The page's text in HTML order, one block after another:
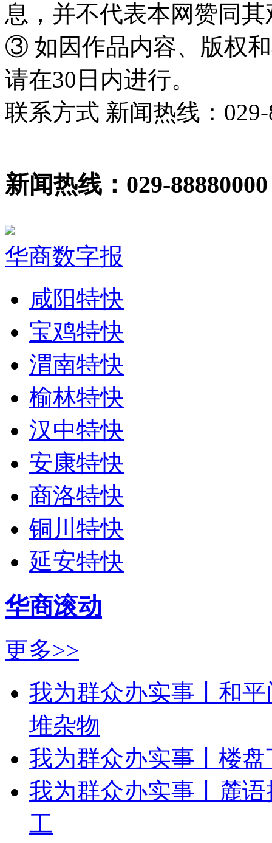
息，并不代表本网赞同
③ 如因作品内容、版权
请在30日内进行。
联系方式 新闻热线：029-
新闻热线：029-88880000
华商数字报
咸阳特快
宝鸡特快
渭南特快
榆林特快
汉中特快
安康特快
商洛特快
铜川特快
延安特快
华商滚动
更多>>
我为群众办实事丨和
堆杂物
我为群众办实事丨楼
我为群众办实事丨麓
工